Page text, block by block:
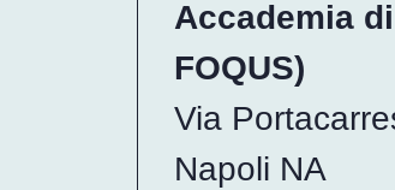
Accademia
FOQUS)
Via
Napoli NA